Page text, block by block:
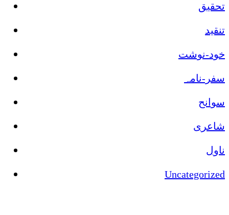
تحقیق
تنقید
خود-نوشت
سفر-نامہ
سوانح
شاعری
ناول
Uncategorized